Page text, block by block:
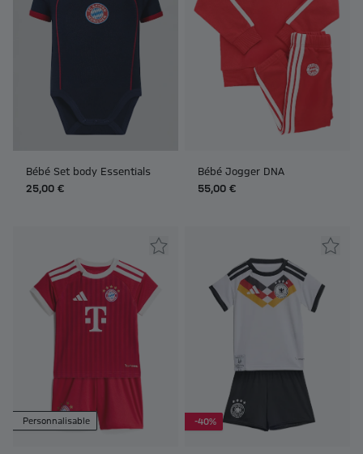
Bébé Set body Essentials
25,00 €
Bébé Jogger DNA
55,00 €
Personnalisable -40%